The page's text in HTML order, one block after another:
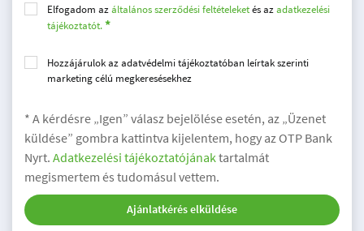
Elfogadom azáltalános szerződési feltételeketés azadatkezelési
tájékoztatót.
Hozzájárulok az adatvédelmi tájékoztatóban leírtak szerinti
marketing célú megkeresésekhez
* A kérdésre „Igen” válasz bejelölése esetén, az „Üzenet
küldése” gombra kattintva kijelentem, hogy az OTP Bank
Nyrt. Adatkezelési tájékoztatójánaktartalmát
megismertem és tudomásul vettem.
Ajánlatkérés elküldése